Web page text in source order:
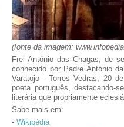
(fonte da imagem:
Frei António das Chagas, de
conhecido por Padre António
Varatojo - Torres Vedras, 20
poeta português,
literáriaque propriamente
Sabe mais em:
- Wikipédia